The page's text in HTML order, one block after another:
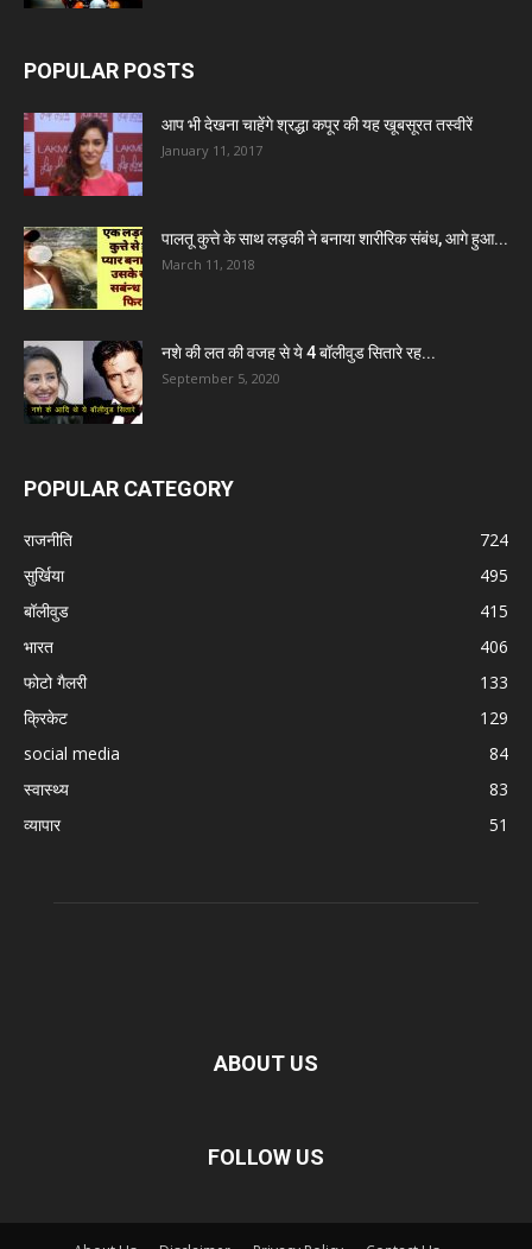
POPULAR POSTS
आप भी देखना चाहेंगे श्रद्धा कपूर की यह खूबसूरत तस्वीरें
January 11, 2017
पालतू कुत्ते के साथ लड़की ने बनाया शारीरिक संबंध, आगे हुआ...
March 11, 2018
नशे की लत की वजह से ये 4 बॉलीवुड सितारे रह...
September 5, 2020
POPULAR CATEGORY
राजनीति
724
सुर्खिया
495
बॉलीवुड
415
भारत
406
फोटो गैलरी
133
क्रिकेट
129
social media
84
स्वास्थ्य
83
व्यापार
51
ABOUT US
FOLLOW US